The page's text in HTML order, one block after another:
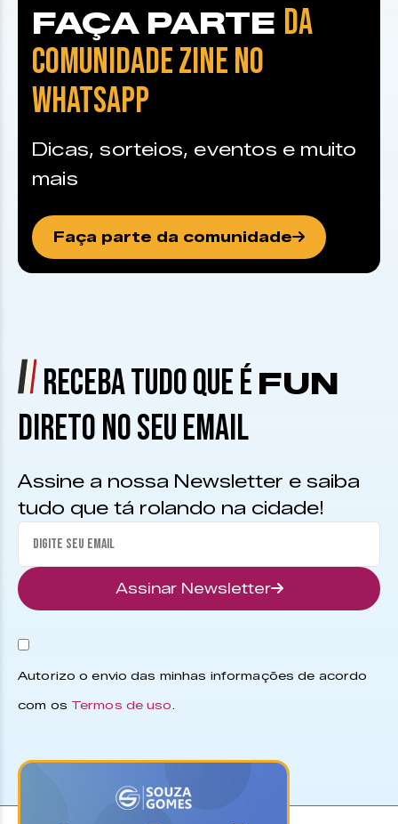
FAÇA PARTE DA
COMUNIDADE ZINE NO
WHATSAPP
Dicas, sorteios, eventos e muito
mais
Faça parte da comunidade
RECEBA TUDO QUE É FUN
DIRETO NO SEU EMAIL
Assine a nossa Newsletter e saiba
tudo que tá rolando na cidade!
Assinar Newsletter
Autorizo o envio das minhas informações de acordo
com os Termos de uso